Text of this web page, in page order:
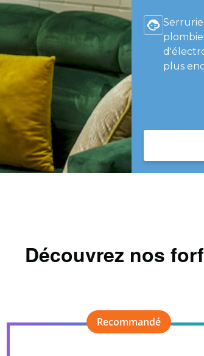
plus
Découvrez nos